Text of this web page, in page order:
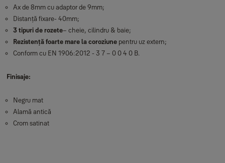
Ax de 8mm cu adaptor de 9mm;
Distanță fixare- 40mm;
3 tipuri de rozete– cheie, cilindru & baie;
Rezistență foarte mare la coroziunepentru uz extern;
Conform cu EN 1906:2012 - 3 7 – 0 0 4 0 B.
Finisaje:
Negru mat
Alamă antică
Crom satinat